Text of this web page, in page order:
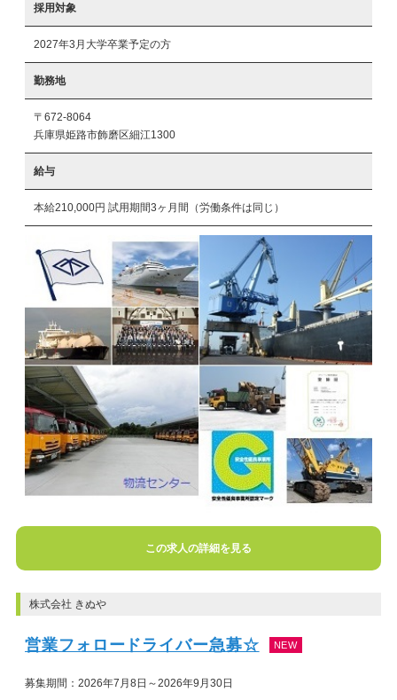
採用対象
2027年3月大学卒業予定の方
勤務地
〒672-8064
兵庫県姫路市飾磨区細江1300
給与
本給210,000円 試用期間3ヶ月間（労働条件は同じ）
この求人の詳細を見る
株式会社 きぬや
営業フォロードライバー急募☆ NEW
募集期間：2026年7月8日～2026年9月30日